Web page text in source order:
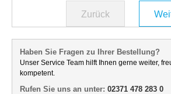
Zurück
Haben Sie Fragen zu Ihrer Bestellung?
Unser Service Team hilft Ihnen gerne weiter,
kompetent.
Rufen Sie uns an unter: 02371 478 283 0